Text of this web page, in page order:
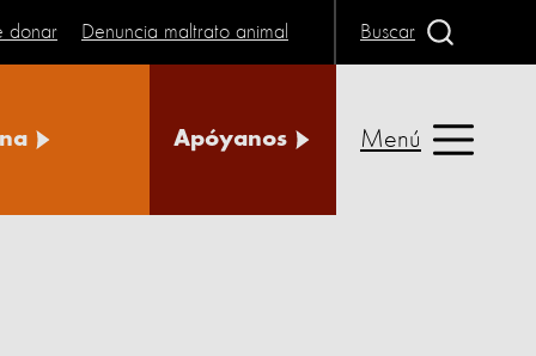
donar Denuncia maltrato animal Buscar
Apóyanos Menú